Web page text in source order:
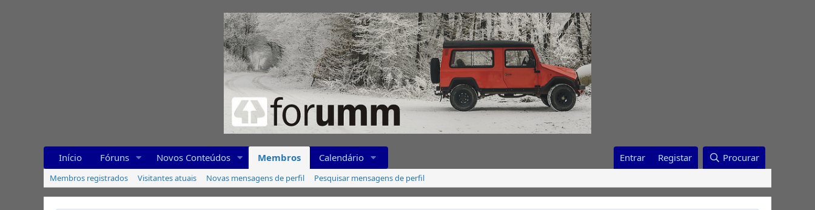
Início Fóruns Novos Conteúdos Membros Calendário Entrar Registar Procurar
Membros registrados Visitantes atuais Novas mensagens de perfil Pesquisar mensagens de perfil